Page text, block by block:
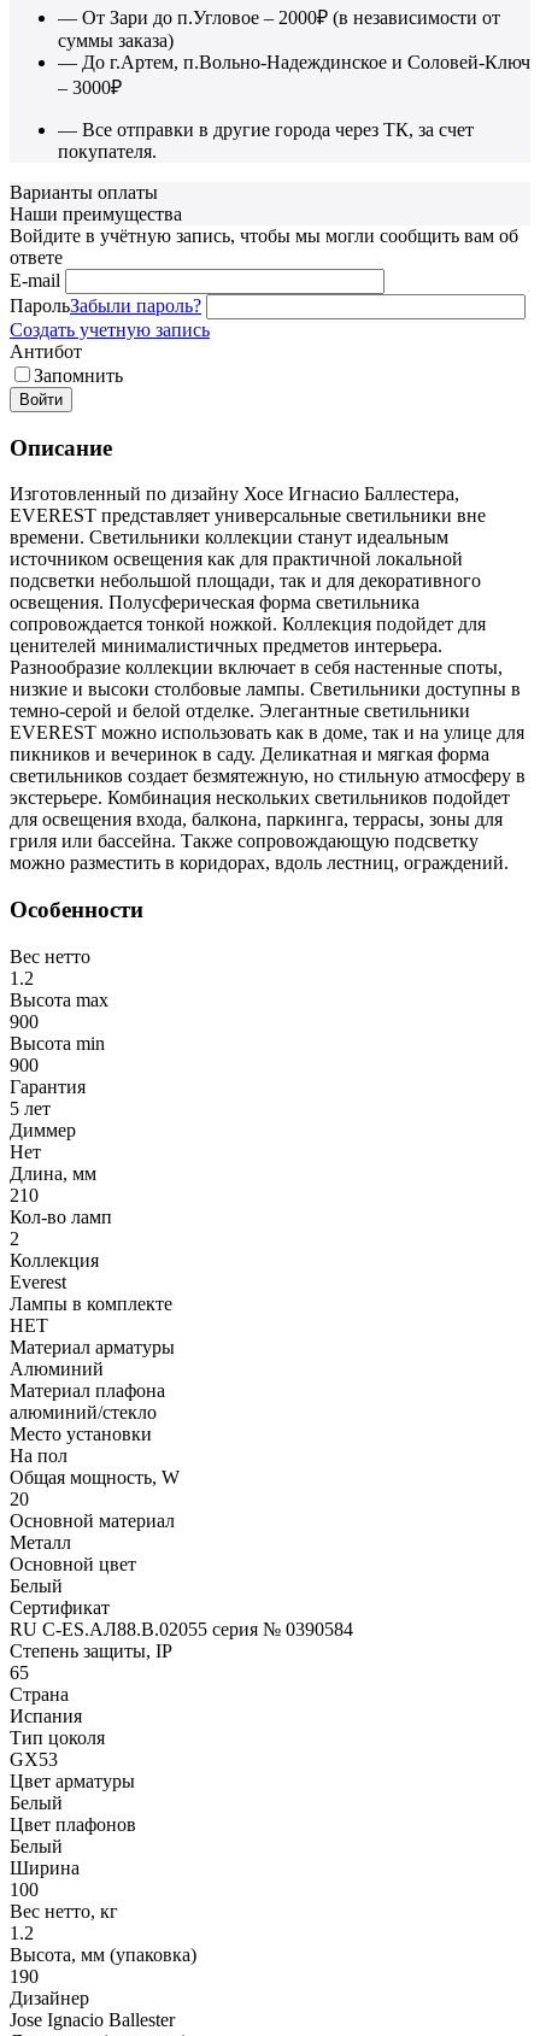
— От Зари до п.Угловое – 2000₽ (в независимости от
суммы заказа)
— До г.Артем, п.Вольно-Надеждинское и Соловей-Ключ
– 3000₽
— Все отправки в другие города через ТК, за счет
покупателя.
Варианты оплаты
Наши преимущества
Войдите в учётную запись, чтобы мы могли сообщить вам об
ответе
E-mail
ПарольЗабыли пароль?
Создать учетную запись
Антибот
Запомнить
Войти
Описание
Изготовленный по дизайну Хосе Игнасио Баллестера,
EVEREST представляет универсальные светильники вне
времени. Светильники коллекции станут идеальным
источником освещения как для практичной локальной
подсветки небольшой площади, так и для декоративного
освещения. Полусферическая форма светильника
сопровождается тонкой ножкой. Коллекция подойдет для
ценителей минималистичных предметов интерьера.
Разнообразие коллекции включает в себя настенные споты,
низкие и высоки столбовые лампы. Светильники доступны в
темно-серой и белой отделке. Элегантные светильники
EVEREST можно использовать как в доме, так и на улице для
пикников и вечеринок в саду. Деликатная и мягкая форма
светильников создает безмятежную, но стильную атмосферу в
экстерьере. Комбинация нескольких светильников подойдет
для освещения входа, балкона, паркинга, террасы, зоны для
гриля или бассейна. Также сопровождающую подсветку
можно разместить в коридорах, вдоль лестниц, ограждений.
Особенности
Вес нетто
1.2
Высота max
900
Высота min
900
Гарантия
5 лет
Диммер
Нет
Длина, мм
210
Кол-во ламп
2
Коллекция
Everest
Лампы в комплекте
НЕТ
Материал арматуры
Алюминий
Материал плафона
алюминий/стекло
Место установки
На пол
Общая мощность, W
20
Основной материал
Металл
Основной цвет
Белый
Сертификат
RU C-ES.АЛ88.В.02055 серия № 0390584
Степень защиты, IP
65
Страна
Испания
Тип цоколя
GX53
Цвет арматуры
Белый
Цвет плафонов
Белый
Ширина
100
Вес нетто, кг
1.2
Высота, мм (упаковка)
190
Дизайнер
Jose Ignacio Ballester